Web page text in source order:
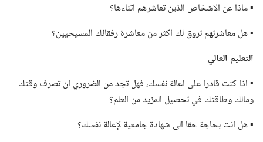
▪ ماذا عن الاشخاص الذين تعاشرهم اثناءها؟‏
▪ هل معاشرتهم تروق لك اكثر من معاشرة رفقائك المسيحيين؟‏
التعليم العالي
▪ اذا كنت قادرا على اعالة نفسك،‏ فهل تجد من الضروري ان تصرف وقتك
ومالك وطاقتك في تحصيل المزيد من العلم؟‏
▪ هل انت بحاجة حقا الى شهادة جامعية لإعالة نفسك؟‏